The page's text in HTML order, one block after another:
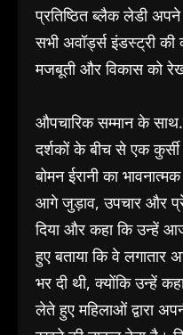
प्रतिष्ठित ब्लैक लेडी
सभी अवॉर्ड्स इंडस्ट्री
मजबूती और विकास को
औपचारिक सम्मान के
दर्शकों के बीच से एक
बोमन ईरानी का
आगे जुड़ाव, उपचार और
दिया और कहा कि उन्हें
हुए बताया कि वे लगातार
भर दी थी, क्योंकि उन्हें
लेते हुए महिलाओं द्वारा